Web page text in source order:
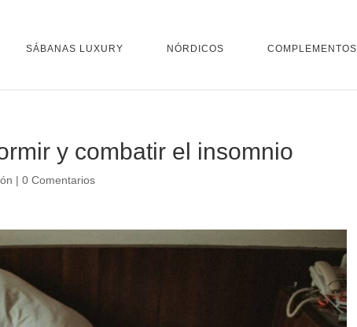
SÁBANAS LUXURY NÓRDICOS COMPLEMENTOS
y combatir el insomnio
|0 Comentarios